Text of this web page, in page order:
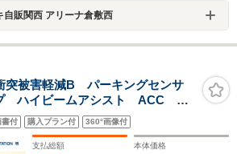
自販関西 アリーナ倉敷西
被害軽減B パーキングセンサ
ハイビームアシスト ACC フ
制機能 シートヒーター スマ
ーアラーム サイド・カーテン
書付 購入プラン付 360°画像付
支払総額 本体価格